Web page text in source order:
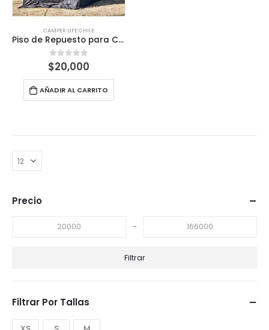
CAMPER LIFE CHILE
Piso de Repuesto para Carpa de Camping 2×2.5m – Con Cierre Reforzado
0 out of 5
$20,000
AÑADIR AL CARRITO
Precio
-
Filtrar
Filtrar Por Tallas